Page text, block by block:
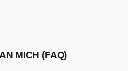
MICH (FAQ)